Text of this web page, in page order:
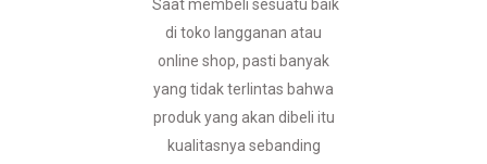
Saat membeli sesuatu baik
di toko langganan atau
online shop, pasti banyak
yang tidak terlintas bahwa
produk yang akan dibeli itu
kualitasnya sebanding